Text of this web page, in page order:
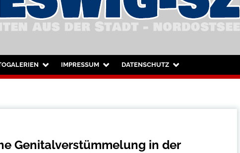
und Umgebung
IMPRESSUM DATENSCHUTZ
Genitalverstümmelung in der